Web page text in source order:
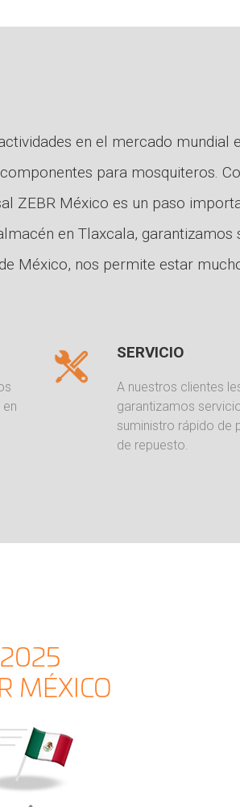
en el mercado mundial
para mosquiteros.
ZEBR México es un paso
en Tlaxcala,
México, nos permite estar
SERVICIO
A nuestros clientes
garantizamos
suministro rápido de
de repuesto.
2025
MÉXICO